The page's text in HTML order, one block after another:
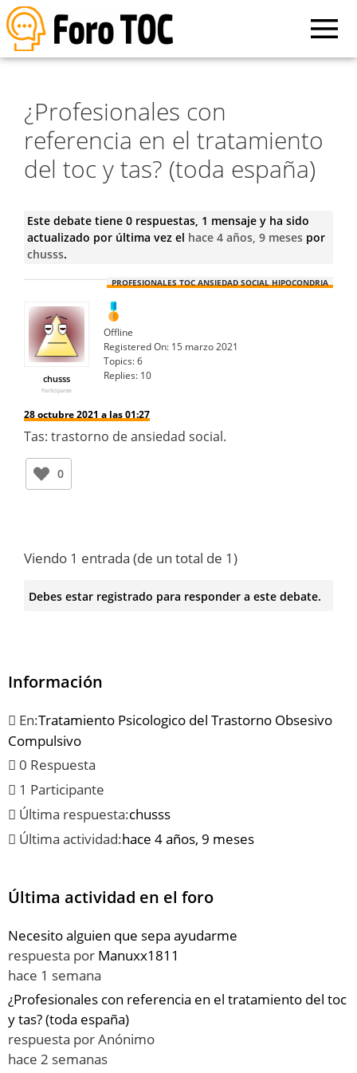
¿Profesionales con
referencia en el tratamiento
del toc y tas? (toda españa)
Este debate tiene 0 respuestas, 1 mensaje y ha sido
actualizado por última vez el hace 4 años, 9 mesespor
chusss.
PROFESIONALES TOC ANSIEDAD SOCIAL HIPOCONDRIA
chusss
Participante
Offline
Registered On: 15 marzo 2021
Topics:6
Replies: 10
28 octubre 2021 a las 01:27
Tas: trastorno de ansiedad social.
0
Viendo 1 entrada (de un total de 1)
Debes estar registrado para responder a este debate.
Información
En:Tratamiento Psicologico del Trastorno Obsesivo
Compulsivo
0 Respuesta
1 Participante
Última respuesta:chusss
Última actividad:hace 4 años, 9 meses
Última actividad en el foro
Necesito alguien que sepa ayudarme
respuesta por Manuxx1811
hace 1 semana
¿Profesionales con referencia en el tratamiento del toc
y tas? (toda españa)
respuesta porAnónimo
hace 2 semanas